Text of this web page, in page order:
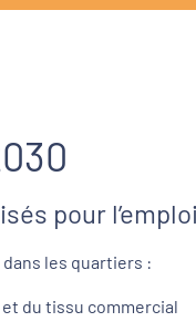
pour
les quartiers :
du tissu commercial